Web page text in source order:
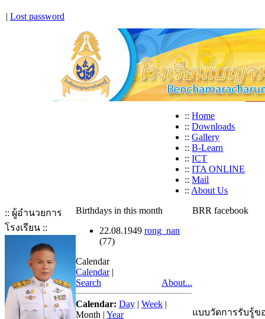
| Lost password
:: Home
:: Downloads
:: Gallery
:: B-Learn
:: ICT
:: ITA ONLINE
:: Mail
:: About Us
:: ผู้อำนวยการ
โรงเรียน ::
Birthdays in this month
22.08.1949 rong_nan
(77)
Calendar
Calendar |
Search
About...
Calendar: Day | Week |
Month | Year
BRR facebook
แบบวัดการรับรู้ข